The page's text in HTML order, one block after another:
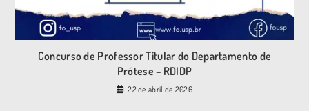
Concurso de Professor Titular do Departamento de
Prótese – RDIDP
22 de abril de 2026